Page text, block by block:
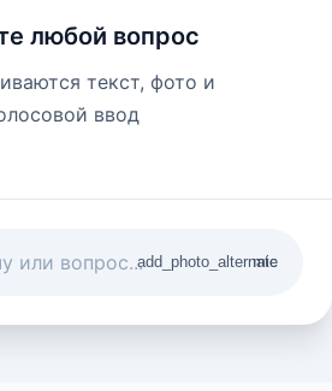
любой вопрос
текст, фото и
ввод
add_photo_alternate
mic